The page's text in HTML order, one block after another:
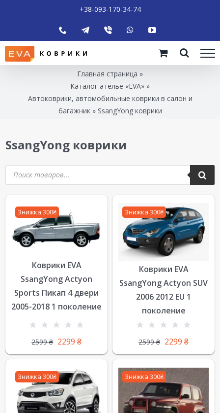
+38-093-170-34-74
Главная страница »
Каталог ателье «EVA» »
Автоковрики, автомобильные коврики в салон и
багажник » SsangYong коврики
SsangYong коврики
Знижка 300₴
Коврики EVA
SsangYong Actyon
Sports Пикап 4 двери
2005-2018 1 поколение
2599₴ 2299 ₴
Знижка 300₴
Коврики EVA
SsangYong Actyon SUV
2006 2012 EU 1
поколение
2599₴ 2299 ₴
Знижка 300₴ Знижка 300₴